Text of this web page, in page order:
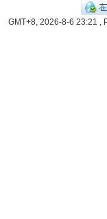
GMT+8, 2026-8-6 23:21 ,